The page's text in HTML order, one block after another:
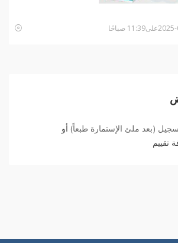
(بعد ملئ الإستمارة طبعاً) أو
تقييم